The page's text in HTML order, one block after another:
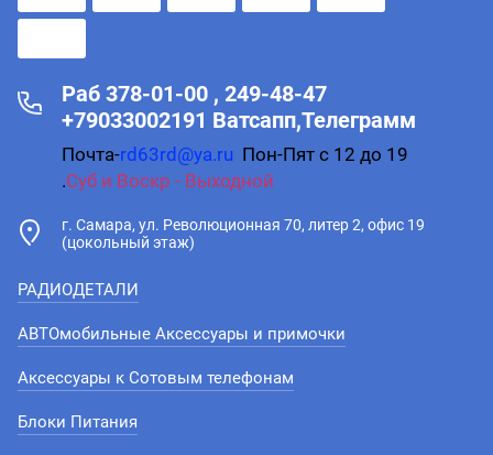
Раб 378-01-00 , 249-48-47
+79033002191 Ватсапп,Телеграмм
Почта-rd63rd@ya.ru Пон-Пят с 12 до 19
.Суб и Воскр - Выходной
г. Самара, ул. Революционная 70, литер 2, офис 19
(цокольный этаж)
РАДИОДЕТАЛИ
АВТОмобильные Аксессуары и примочки
Аксессуары к Сотовым телефонам
Блоки Питания